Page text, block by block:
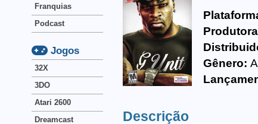
Gênero:
Descrição
Franquias
Podcast
Jogos
32X
3DO
Atari 2600
Dreamcast